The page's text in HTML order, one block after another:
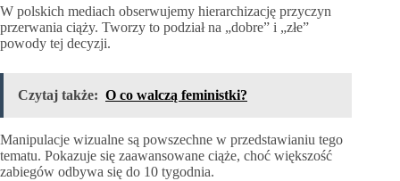
W polskich mediach obserwujemy hierarchizację przyczyn
przerwania ciąży. Tworzy to podział na „dobre” i „złe”
powody tej decyzji.
Czytaj także: O co walczą feministki?
Manipulacje wizualne są powszechne w przedstawianiu tego
tematu. Pokazuje się zaawansowane ciąże, choć większość
zabiegów odbywa się do 10 tygodnia.